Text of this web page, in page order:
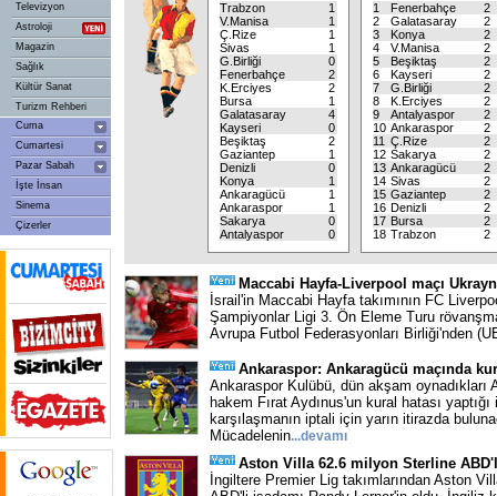
Televizyon
Astroloji
Magazin
Sağlık
Kültür Sanat
Turizm Rehberi
Cuma
Cumartesi
Pazar Sabah
İşte İnsan
Sinema
Çizerler
Trabzon
1
V.Manisa
1
Ç.Rize
1
Sivas
1
G.Birliği
0
Fenerbahçe
2
K.Erciyes
2
Bursa
1
Galatasaray
4
Kayseri
0
Beşiktaş
2
Gaziantep
1
Denizli
0
Konya
1
Ankaragücü
1
Ankaraspor
1
Sakarya
0
Antalyaspor
0
1 Fenerbahçe
2
2
Galatasaray
2
3
Konya
2
4
V.Manisa
2
5
Beşiktaş
2
6
Kayseri
2
7
G.Birliği
2
8
K.Erciyes
2
9
Antalyaspor
2
10 Ankaraspor
2
11 Ç.Rize
2
12 Sakarya
2
13 Ankaragücü
2
14 Sivas
2
15 Gaziantep
2
16 Denizli
2
17 Bursa
2
18 Trabzon 2
Maccabi Hayfa-Liverpool maçı
İsrail'in Maccabi Hayfa takımının FC
Şampiyonlar Ligi 3. Ön Eleme Turu
Avrupa Futbol Federasyonları Birliği'nden
Ankaraspor: Ankaragücü maçında
Ankaraspor Kulübü, dün akşam oynadıkları
hakem Fırat Aydınus'un kural hatası yaptığı
karşılaşmanın iptali için yarın itirazda
Mücadelenin...devamı
Aston Villa 62.6 milyon Sterline
İngiltere Premier Lig takımlarından Aston